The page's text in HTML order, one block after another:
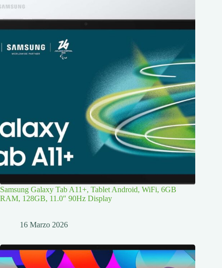
Samsung Galaxy Tab A11+, Tablet Android, WiFi, 6GB
RAM, 128GB, 11.0″ 90Hz Display
16 Marzo 2026